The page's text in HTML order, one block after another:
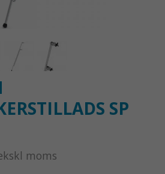
SP
moms